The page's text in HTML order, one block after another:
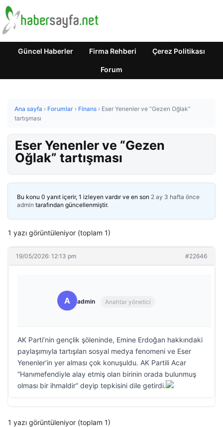
Güncel Haberler Firma Rehberi Çerez Politikası
Forum
Ana sayfa › Forumlar › Finans › Eser Yenenler ve “Gezen Oğlak”
tartışması
Eser Yenenler ve “Gezen
Oğlak” tartışması
Bu konu 0 yanıt içerir, 1 izleyen vardır ve en son 2 ay 3 hafta önce
admin tarafından güncellenmiştir.
1 yazı görüntüleniyor (toplam 1)
19/05/2026: 12:13 pm #22646
A admin Anahtar yönetici
AK Parti’nin gençlik şöleninde, Emine Erdoğan hakkındaki
paylaşımıyla tartışılan sosyal medya fenomeni ve Eser
Yenenler’in yer alması çok konuşuldu. AK Partili Acar
“Hanımefendiyle alay etmiş olan birinin orada bulunmuş
olması bir ihmaldir” deyip tepkisini dile getirdi.
1 yazı görüntüleniyor (toplam 1)